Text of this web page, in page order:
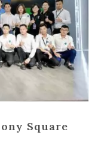
Square